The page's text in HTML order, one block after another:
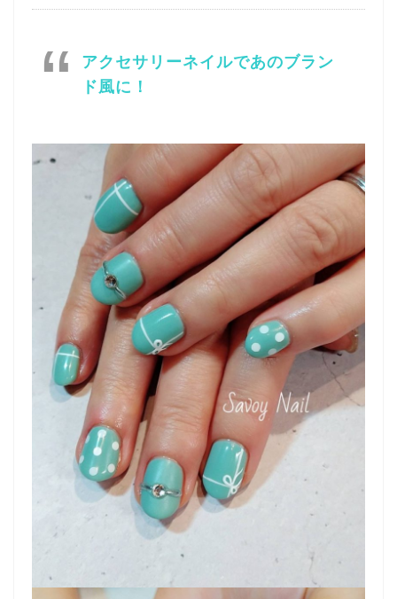
アクセサリーネイルであのブラン
ド風に！